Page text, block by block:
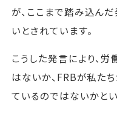
が、ここまで踏み込ん
いとされています。
こうした発言により、
はないか、FRBが私た
ているのではないかと